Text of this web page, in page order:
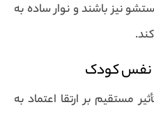
نیز باشند و نوار ساده به
نفس کودک
مستقیم بر ارتقا اعتماد به